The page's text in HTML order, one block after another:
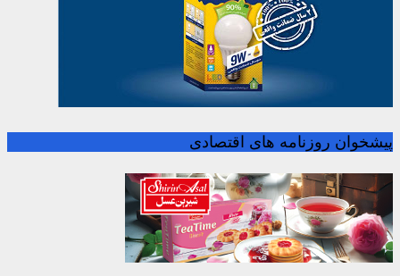
پیشخوان روزنامه های اقتصادی